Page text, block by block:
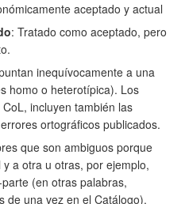
aceptado y actual
: Tratado como aceptado, pero
inequívocamente a una
homo o heterotípica). Los
incluyen también las
ortográficos publicados.
que son ambiguos porque
a otra u otras, por ejemplo,
(en otras palabras,
de una vez en el Catálogo).